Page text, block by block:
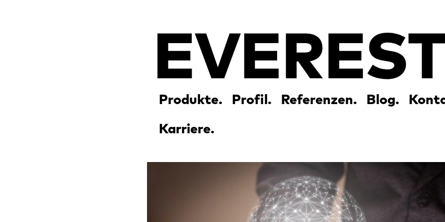
Produkte. Profil. Referenzen. Blog.
Karriere.